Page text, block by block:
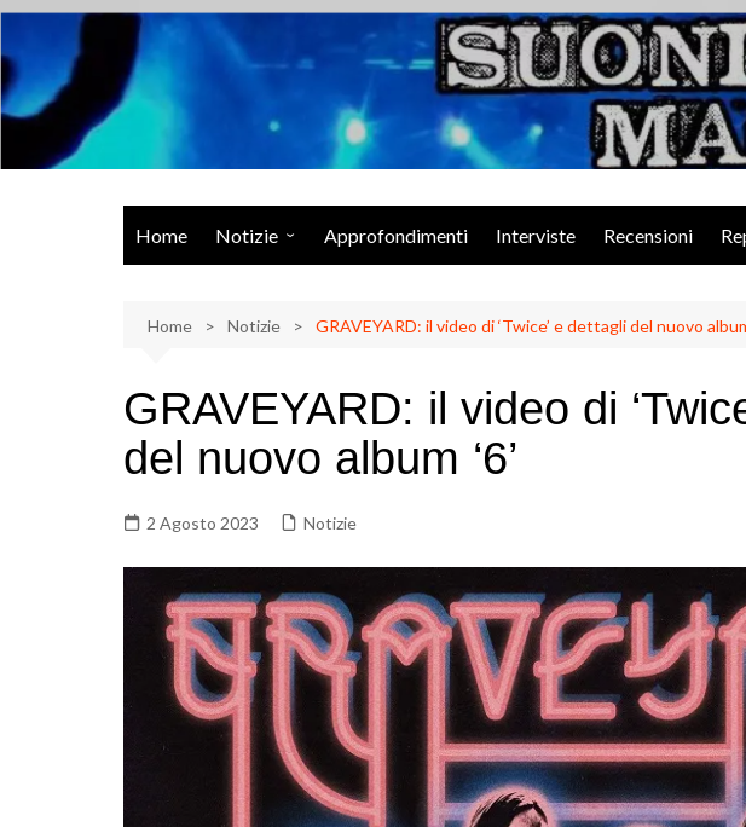
Salta
contenuto
Musica Rock, Metal, Punk e varie sonorità alternative
Home Notizie
Eventi
Libri
Approfondimenti Interviste Recensioni
Home Notizie GRAVEYARD: il video di ‘Twice’ e dettagli del nuovo album
GRAVEYARD: il video di
del nuovo album ‘6’
2 Agosto 2023 Notizie